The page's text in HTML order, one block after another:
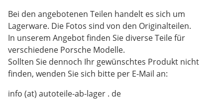
Bei den angebotenen Teilen handelt es sich um
Lagerware. Die Fotos sind von den Originalteilen.
In unserem Angebot finden Sie diverse Teile für
verschiedene Porsche Modelle.
Sollten Sie dennoch Ihr gewünschtes Produkt nicht
finden, wenden Sie sich bitte per E-Mail an:
info (at) autoteile-ab-lager . de